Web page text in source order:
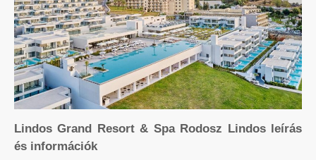
Lindos Grand Resort & Spa Rodosz Lindos leírás
és információk